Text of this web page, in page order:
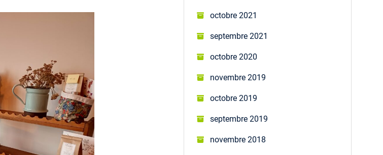
octobre 2021
septembre 2021
octobre 2020
novembre 2019
octobre 2019
septembre 2019
novembre 2018